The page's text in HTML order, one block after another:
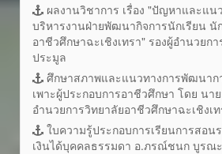
ผลงานวิชาการ เรื่อง "ปัญหาและแ
บริหารงานฝ่ายพัฒนากิจการนักเรียน นั
อาชีวศึกษาฉะเชิงเทรา" รองผู้อำนวย
ประมูล
ศึกษาสภาพและแนวทางการพัฒนาก
เพาะผู้ประกอบการอาชีวศึกษา โดย นา
อำนวยการวิทยาลัยอาชีวศึกษาฉะเชิงเ
ใบความรู้ประกอบการเรียนการสอ
เงินได้บุคคลธรรมดา อ.ภรณ์ชนก บูรณ